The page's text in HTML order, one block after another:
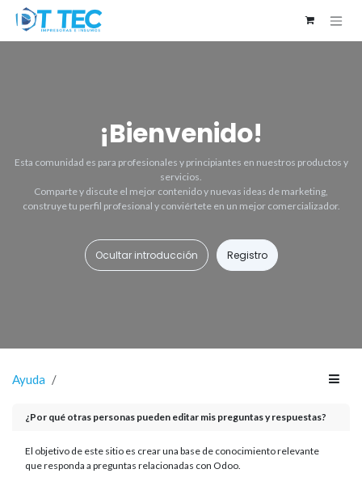
Ir al contenido
¡Bienvenido!
Esta comunidad es para profesionales y principiantes en nuestros productos y
servicios.
Comparte y discute el mejor contenido y nuevas ideas de marketing,
construye tu perfil profesional y conviértete en un mejor comercializador.
Ocultar introducción Registro
Ayuda
¿Por qué otras personas pueden editar mis preguntas y respuestas?
El objetivo de este sitio es crear una base de conocimiento relevante
que responda a preguntas relacionadas con Odoo.